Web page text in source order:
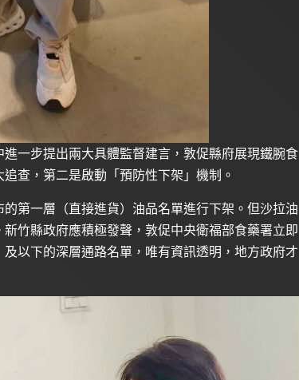
一步提出兩大具體監督建言，敦促縣府展現鐵腕食
查，第二是啟動「預防性下架」機制。
第一層（直接進貨）油品名單進行下架。但沙拉油
竹縣政府應積極發聲，敦促中央衛福部食藥署立即
以下的深層通路名單，唯有資訊透明，地方政府才